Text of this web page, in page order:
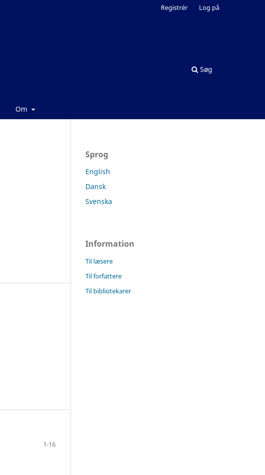
Om
Søg
Registrér Log på
1-16
Sprog
English
Dansk
Svenska
Information
Til læsere
Til forfattere
Til bibliotekarer